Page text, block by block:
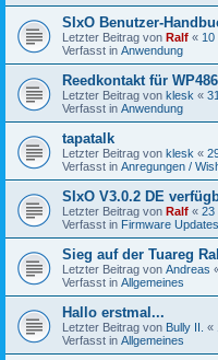
SIxO Benutzer-
Letzter Beitrag von Ralf « 10
Verfasst in Anwendung
Reedkontakt für
Letzter Beitrag von klesk «
Verfasst in Anwendung
tapatalk
Letzter Beitrag von klesk «
Verfasst in Anregungen /
SIxO V3.0.2 DE
Letzter Beitrag von Ralf « 23
Verfasst in Firmware Updates
Sieg auf der Tuareg
Letzter Beitrag von Andreas
Verfasst in Allgemeines
Hallo erstmal...
Letzter Beitrag von Bully II. «
Verfasst in Allgemeines